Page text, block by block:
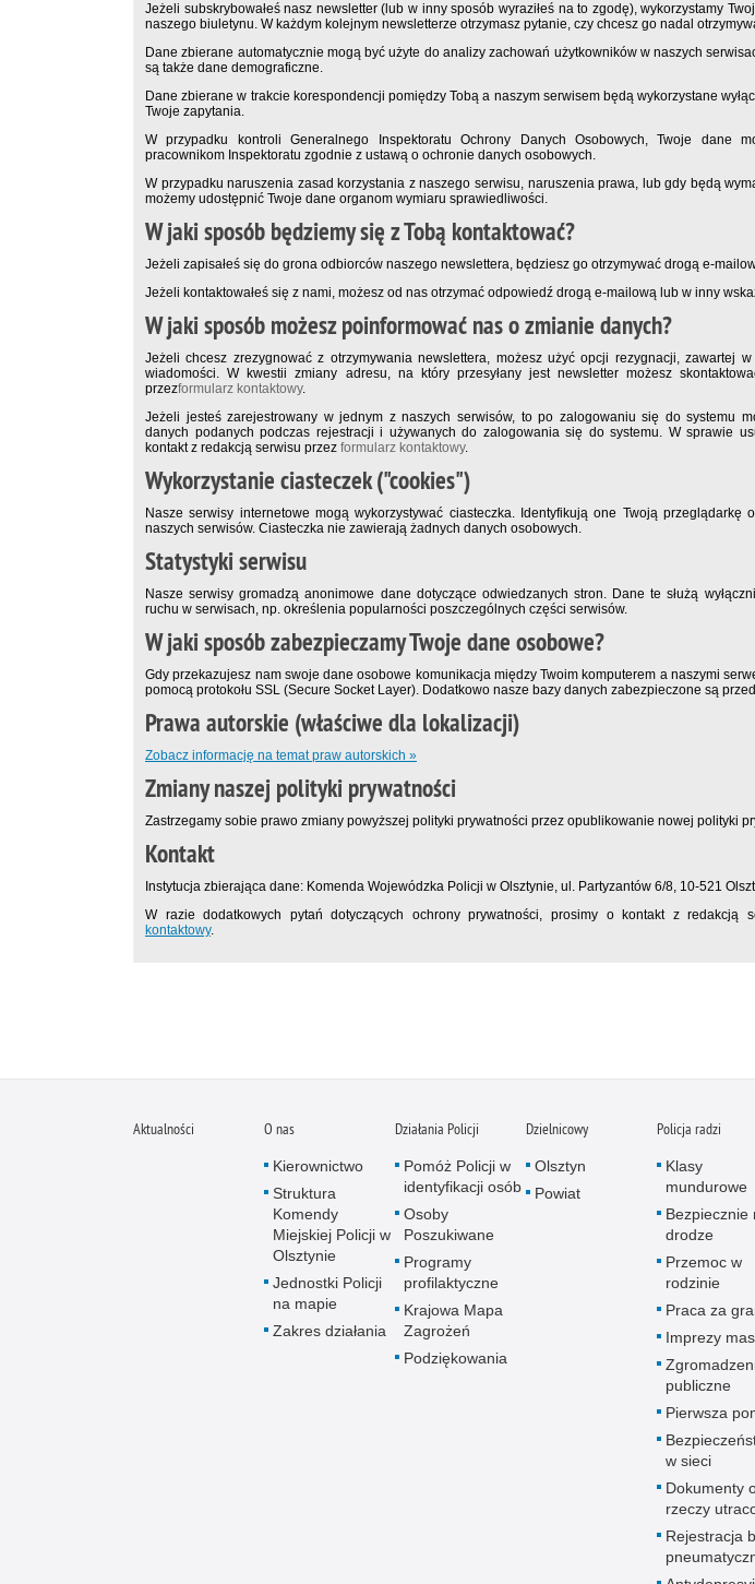
Jeżeli subskrybowałeś nasz newsletter (lub w inny sposób wyraziłeś na to zgodę), wykorzystamy
naszego biuletynu. W każdym kolejnym newsletterze otrzymasz pytanie, czy chcesz go nadal
Dane zbierane automatycznie mogą być użyte do analizy zachowań użytkowników w naszych
są także dane demograficzne.
Dane zbierane w trakcie korespondencji pomiędzy Tobą a naszym serwisem będą wykorzystane
Twoje zapytania.
W przypadku kontroli Generalnego Inspektoratu Ochrony Danych Osobowych, Twoje dane
pracownikom Inspektoratu zgodnie z ustawą o ochronie danych osobowych.
W przypadku naruszenia zasad korzystania z naszego serwisu, naruszenia prawa, lub gdy będą
możemy udostępnić Twoje dane organom wymiaru sprawiedliwości.
W jaki sposób będziemy się z Tobą kontaktować?
Jeżeli zapisałeś się do grona odbiorców naszego newslettera, będziesz go otrzymywać drogą e-
Jeżeli kontaktowałeś się z nami, możesz od nas otrzymać odpowiedź drogą e-mailową lub w inny
W jaki sposób możesz poinformować nas o zmianie danych?
Jeżeli chcesz zrezygnować z otrzymywania newslettera, możesz użyć opcji rezygnacji, zawartej
wiadomości. W kwestii zmiany adresu, na który przesyłany jest newsletter możesz
przezformularz kontaktowy.
Jeżeli jesteś zarejestrowany w jednym z naszych serwisów, to po zalogowaniu się do systemu
danych podanych podczas rejestracji i używanych do zalogowania się do systemu. W sprawie
kontakt z redakcją serwisu przez formularz kontaktowy.
Wykorzystanie ciasteczek ("cookies")
Nasze serwisy internetowe mogą wykorzystywać ciasteczka. Identyfikują one Twoją przeglądarkę
naszych serwisów. Ciasteczka nie zawierają żadnych danych osobowych.
Statystyki serwisu
Nasze serwisy gromadzą anonimowe dane dotyczące odwiedzanych stron. Dane te służą
ruchu w serwisach, np. określenia popularności poszczególnych części serwisów.
W jaki sposób zabezpieczamy Twoje dane osobowe?
Gdy przekazujesz nam swoje dane osobowe komunikacja między Twoim komputerem a naszymi
pomocą protokołu SSL (Secure Socket Layer). Dodatkowo nasze bazy danych zabezpieczone są
Prawa autorskie (właściwe dla lokalizacji)
Zobacz informację na temat praw autorskich »
Zmiany naszej polityki prywatności
Zastrzegamy sobie prawo zmiany powyższej polityki prywatności przez opublikowanie nowej polityki
Kontakt
Instytucja zbierająca dane: Komenda Wojewódzka Policji w Olsztynie, ul. Partyzantów 6/8, 10-521
W razie dodatkowych pytań dotyczących ochrony prywatności, prosimy o kontakt z redakcją
kontaktowy.
Aktualności O nas
Kierownictwo
Struktura
Komendy
Miejskiej Policji w
Olsztynie
Jednostki Policji
na mapie
Zakres działania
Działania Policji
Pomóż Policji w
identyfikacji osób
Osoby
Poszukiwane
Programy
profilaktyczne
Krajowa Mapa
Zagrożeń
Podziękowania
Dzielnicowy
Olsztyn
Powiat
Policja radzi
Klasy
mundurowe
Bezpiecznie
drodze
Przemoc w
rodzinie
Praca za
Imprezy
publiczne
Pierwsza
w sieci
Dokumenty
rzeczy
Rejestracja